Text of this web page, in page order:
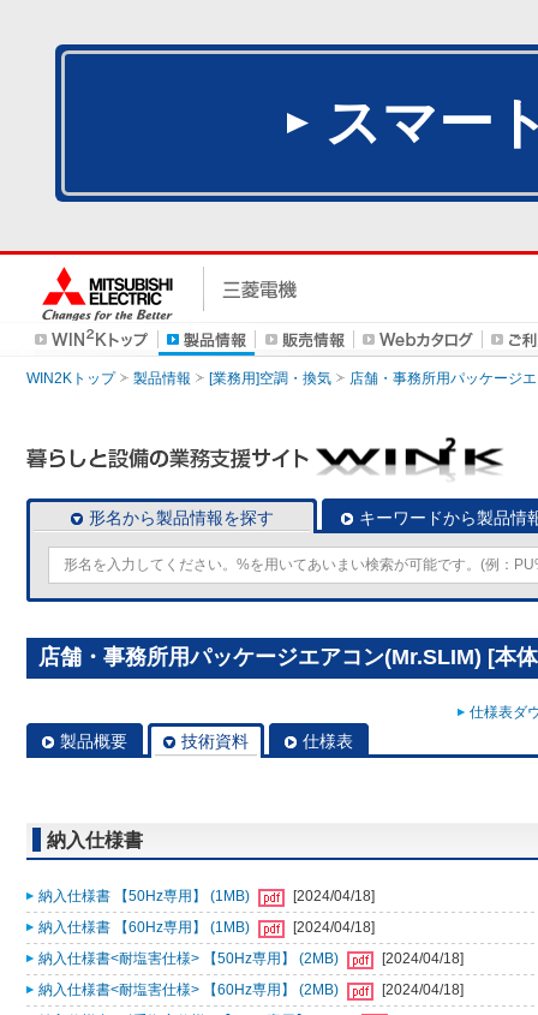
スマー
WIN2Kトップ 製品情報 [業務用]空調・換気 店舗・事務所用パッケージ
形名から製品情報を探す キーワードから製品情
店舗・事務所用パッケージエアコン(Mr.SLIM) [本
仕様表ダ
製品概要 技術資料 仕様表
納入仕様書
納入仕様書 【50Hz専用】 (1MB)
[2024/04/18]
納入仕様書 【60Hz専用】 (1MB)
[2024/04/18]
納入仕様書<耐塩害仕様> 【50Hz専用】 (2MB)
[2024/04/18]
納入仕様書<耐塩害仕様> 【60Hz専用】 (2MB)
[2024/04/18]